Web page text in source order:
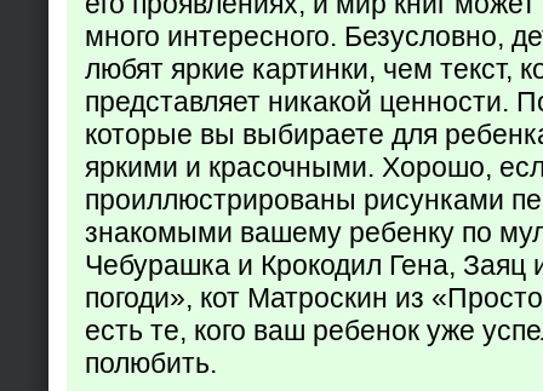
много интересного. Безусловно,
любят яркие картинки, чем текст,
представляет никакой ценности.
которые вы выбираете для
яркими и красочными. Хорошо,
проиллюстрированы рисунками
знакомыми вашему ребенку по
Чебурашка и Крокодил Гена, Заяц
погоди», кот Матроскин из
есть те, кого ваш ребенок уже
полюбить.